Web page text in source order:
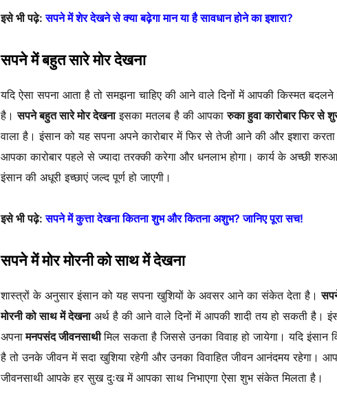
इसे भी पढ़े:सपने में शेर देखने से क्या बढ़ेगा मान या है सावधान होने का इशारा?
सपने में बहुत सारे मोर देखना
यदि ऐसा सपना आता है तो समझना चाहिए की आने वाले दिनों में आपकी किस्मत बदलने
है।सपने बहुत सारे मोर देखनाइसका मतलब है की आपकारुका हुवा कारोबार फिर से
वाला है। इंसान को यह सपना अपने कारोबार में फिर से तेजी आने की और इशारा करता
आपका कारोबार पहले से ज्यादा तरक्की करेगा और धनलाभ होगा। कार्य के अच्छी
इंसान की अधूरी इच्छाएं जल्द पूर्ण हो जाएगी।
इसे भी पढ़े:सपने में कुत्ता देखना कितना शुभ और कितना अशुभ? जानिए पूरा सच!
सपने में मोर मोरनी को साथ में देखना
शास्त्रों के अनुसार इंसान को यह सपना खुशियों के अवसर आने का संकेत देता है।
मोरनी को साथ में देखनाअर्थ है की आने वाले दिनों में आपकी शादी तय हो सकती है।
अपनामनपसंद जीवनसाथीमिल सकता है जिससे उनका विवाह हो जायेगा। यदि इंसान
है तो उनके जीवन में सदा खुशिया रहेगी और उनका विवाहित जीवन आनंदमय रहेगा।
जीवनसाथी आपके हर सुख दुःख में आपका साथ निभाएगा ऐसा शुभ संकेत मिलता है।